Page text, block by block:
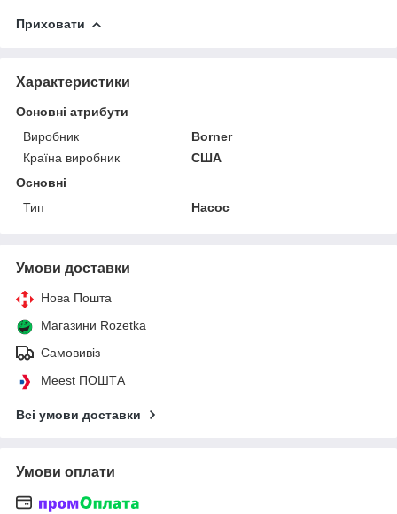
Приховати
Характеристики
Основні атрибути
Виробник
Borner
Країна виробник
США
Основні
Тип
Насос
Умови доставки
Нова Пошта
Магазини Rozetka
Самовивіз
Meest ПОШТА
Всі умови доставки
Умови оплати